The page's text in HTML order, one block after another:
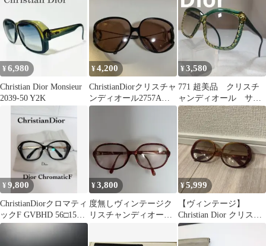
希少品)
¥6,980
Christian Dior Monsieur
2039-50 Y2K
¥4,200
ChristianDiorクリスチャ
ンディオール2757Aサ
ングラス
¥3,580
771 超美品 クリスチ
ャンディオール サン
グラス 度有 2065 50
¥9,800
ChristianDiorクロマティ
ックF GVBHD 56□15
135
¥3,800
度無しヴィンテージク
リスチャンディオール
¥5,999
【ヴィンテージ】
Christian Dior クリスチ
ャンディオール サング
ラス